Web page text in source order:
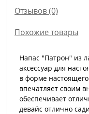
Отзывов (0)
Похожие товары
Напас "Патрон" из
аксессуар для
в форме
впечатляет своим
обеспечивает
девайс отлично